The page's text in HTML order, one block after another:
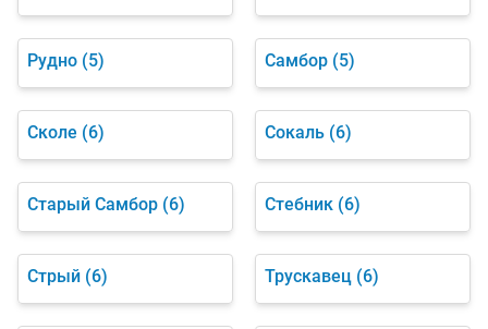
Рудно (5) Самбор (5)
Сколе (6) Сокаль (6)
Старый Самбор (6) Стебник (6)
Стрый (6) Трускавец (6)